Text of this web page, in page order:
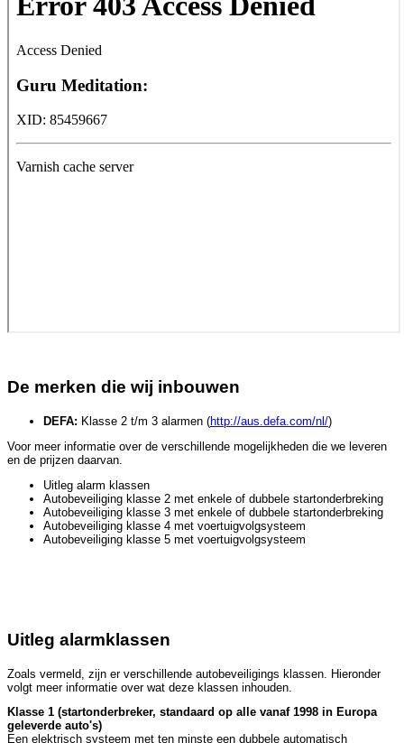
De merken die wij inbouwen
DEFA: Klasse 2 t/m 3 alarmen (http://aus.defa.com/nl/)
Voor meer informatie over de verschillende mogelijkheden die we leveren
en de prijzen daarvan.
Uitleg alarm klassen
Autobeveiliging klasse 2 met enkele of dubbele startonderbreking
Autobeveiliging klasse 3 met enkele of dubbele startonderbreking
Autobeveiliging klasse 4 met voertuigvolgsysteem
Autobeveiliging klasse 5 met voertuigvolgsysteem
Uitleg alarmklassen
Zoals vermeld, zijn er verschillende autobeveiligings klassen. Hieronder
volgt meer informatie over wat deze klassen inhouden.
Klasse 1 (startonderbreker, standaard op alle vanaf 1998 in Europa
geleverde auto's)
Een elektrisch systeem met ten minste een dubbele automatisch